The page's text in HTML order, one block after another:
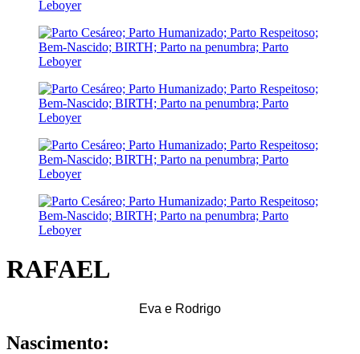
RAFAEL
Eva e Rodrigo
Nascimento: